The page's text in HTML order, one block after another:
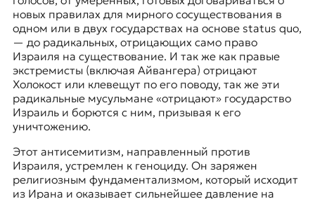
новых правилах для мирного сосуществования в
одном или в двух государствах на основе status quo,
— до радикальных, отрицающих само право
Израиля на существование. И так же как правые
экстремисты (включая Айвангера) отрицают
Холокост или клевещут по его поводу, так же эти
радикальные мусульмане «отрицают» государство
Израиль и борются с ним, призывая к его
уничтожению.
Этот антисемитизм, направленный против
Израиля, устремлен к геноциду. Он заряжен
религиозным фундаментализмом, который исходит
из Ирана и оказывает сильнейшее давление на